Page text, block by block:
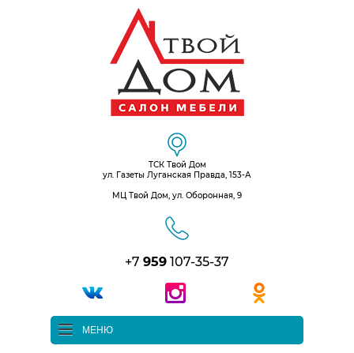
ТСК Твой Дом
ул. Газеты Луганская Правда, 153-А
МЦ Твой Дом, ул. Оборонная, 9
+7 959 107-35-37
МЕНЮ